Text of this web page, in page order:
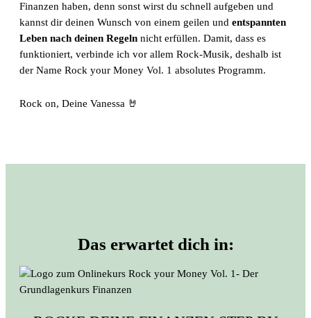
Finanzen haben, denn sonst wirst du schnell aufgeben und
kannst dir deinen Wunsch von einem geilen und entspannten
Leben nach deinen Regeln nicht erfüllen. Damit, dass es
funktioniert, verbinde ich vor allem Rock-Musik, deshalb ist
der Name Rock your Money Vol. 1 absolutes Programm.
Rock on, Deine Vanessa 🤘
Das erwartet dich in: